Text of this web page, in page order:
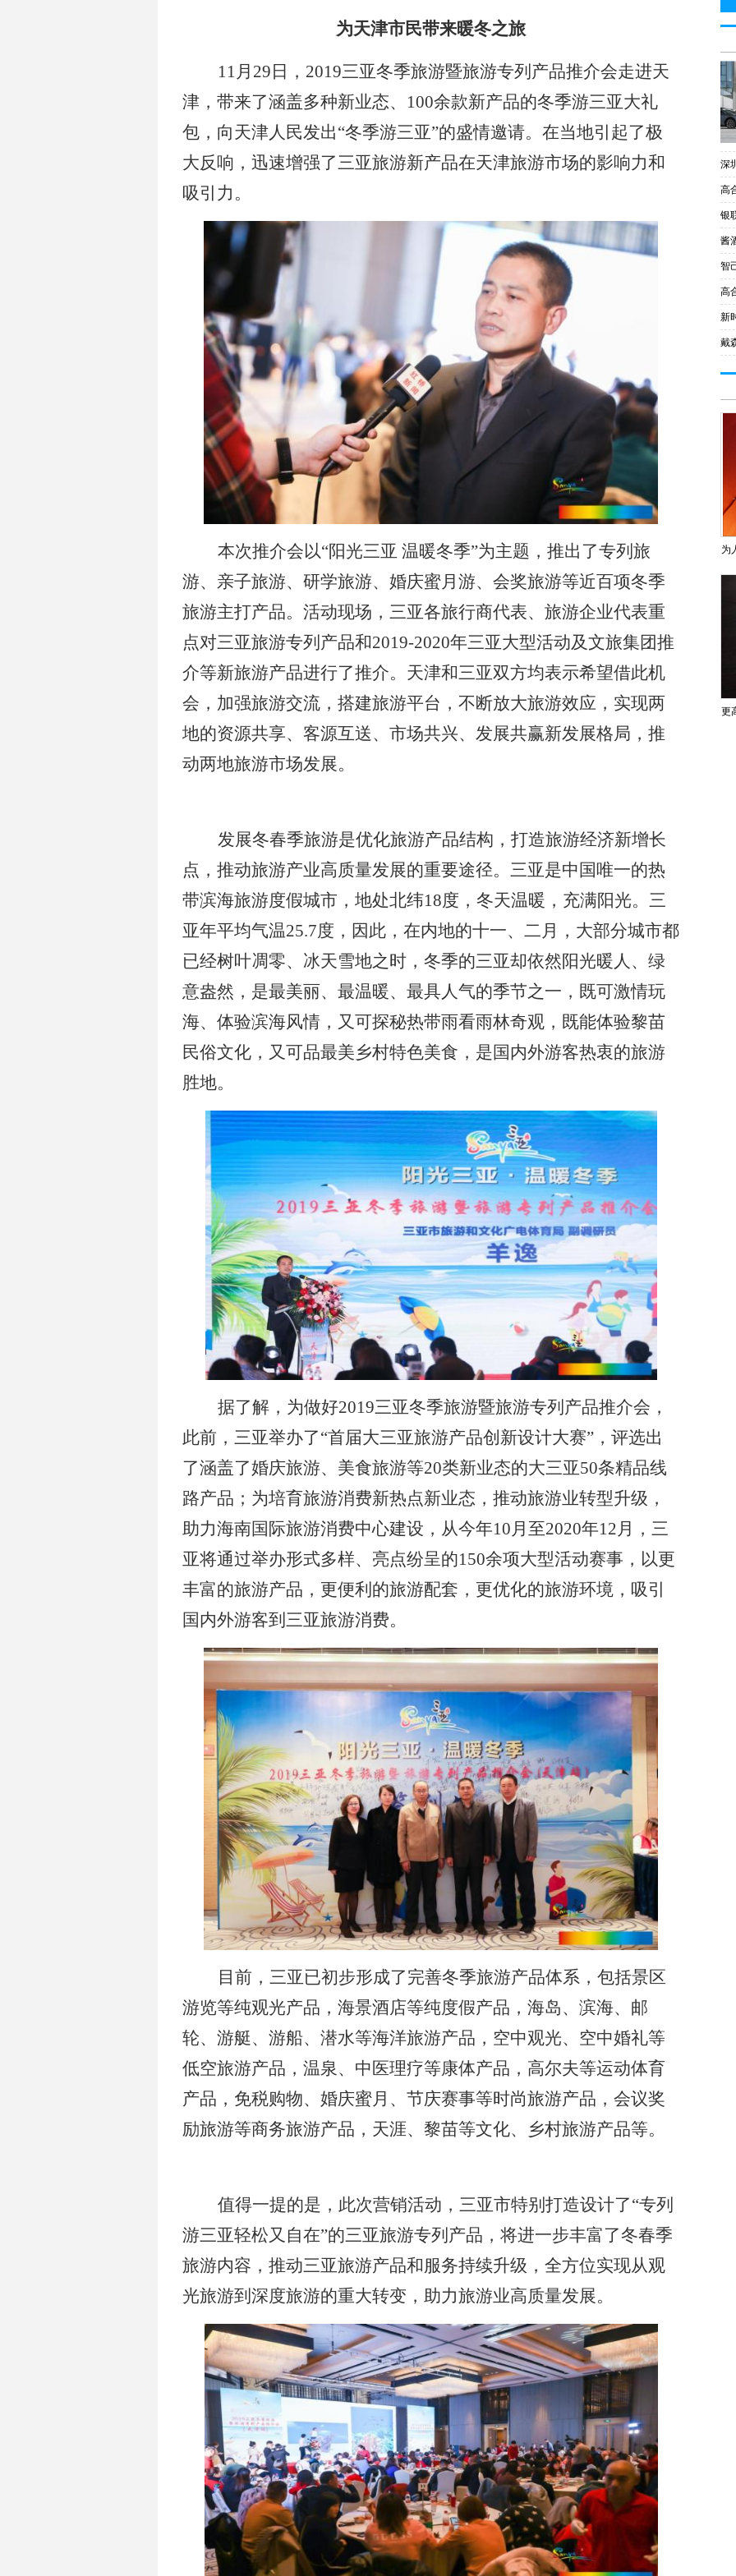
为天津市民带来暖冬之旅
11月 29 日，2019三亚冬季旅游暨旅游专列产品推介会走进天
津 ，带来了涵盖多种新业态、100余款新产品的冬季游三亚大礼
包，向天津人民发出“冬季游三亚”的盛情邀请。在当地引起了极
大反响，迅速增强了三亚旅游新产品在天津旅游市场的影响力和
吸引力。
本次推介会以“阳光三亚 温暖冬季”为主题，推出了专列旅
游、亲子旅游、研学旅游、婚庆蜜月游、会奖旅游等近百项冬季
旅游主打产品。活动现场，三亚各旅行商代表、旅游企业代表重
点对三亚旅游专列产品和2019-2020年三亚大型活动及文旅集团推
介等新旅游产品进行了推介。 天津和三亚双方均表示希望借此机
会，加强旅游交流，搭建旅游平台，不断放大旅游效应，实现两
地的资源共享、客源互送、市场共兴、发展共赢新发展格局，推
动两地旅游市场发展。
发展冬春季旅游是优化旅游产品结构，打造旅游经济新增长
点，推动旅游产业高质量发展的重要途径。三亚是中国唯一的热
带滨海旅游度假城市，地处北纬18度，冬天温暖，充满阳光。三
亚年平均气温25.7度，因此，在内地的十一、二月，大部分城市都
已经树叶凋零、冰天雪地之时，冬季的三亚却依然阳光暖人、绿
意盎然，是最美丽、最温暖、最具人气的季节之一，既可激情玩
海、体验滨海风情，又可探秘热带雨看雨林奇观，既能体验黎苗
民俗文化，又可品最美乡村特色美食，是国内外游客热衷的旅游
胜地。
据了解，为做好2019三亚冬季旅游暨旅游专列产品推介会，
此前，三亚举办了“首届大三亚旅游产品创新设计大赛”，评选出
了涵盖了婚庆旅游、美食旅游等20类新业态的大三亚50条精品线
路产品；为培育旅游消费新热点新业态，推动旅游业转型升级，
助力海南国际旅游消费中心建设，从今年10月至2020年12月，三
亚将通过举办形式多样、亮点纷呈的150余项大型活动赛事，以更
丰富的旅游产品，更便利的旅游配套，更优化的旅游环境，吸引
国内外游客到三亚旅游消费。
目前，三亚已初步形成了完善冬季旅游产品体系，包括景区
游览等纯观光产品，海景酒店等纯度假产品，海岛、滨海、邮
轮、游艇、游船、潜水等海洋旅游产品，空中观光、空中婚礼等
低空旅游产品，温泉、中医理疗等康体产品，高尔夫等运动体育
产品，免税购物、婚庆蜜月、节庆赛事等时尚旅游产品，会议奖
励旅游等商务旅游产品，天涯、黎苗等文化、乡村旅游产品等。
值得一提的是，此次营销活动，三亚市特别打造设计了“专列
游三亚轻松又自在”的三亚旅游专列产品，将进一步丰富了冬春季
旅游内容，推动三亚旅游产品和服务持续升级，全方位实现从观
光旅游到深度旅游的重大转变，助力旅游业高质量发展。
深
高
银
酱
智
高
新
戴
为
更